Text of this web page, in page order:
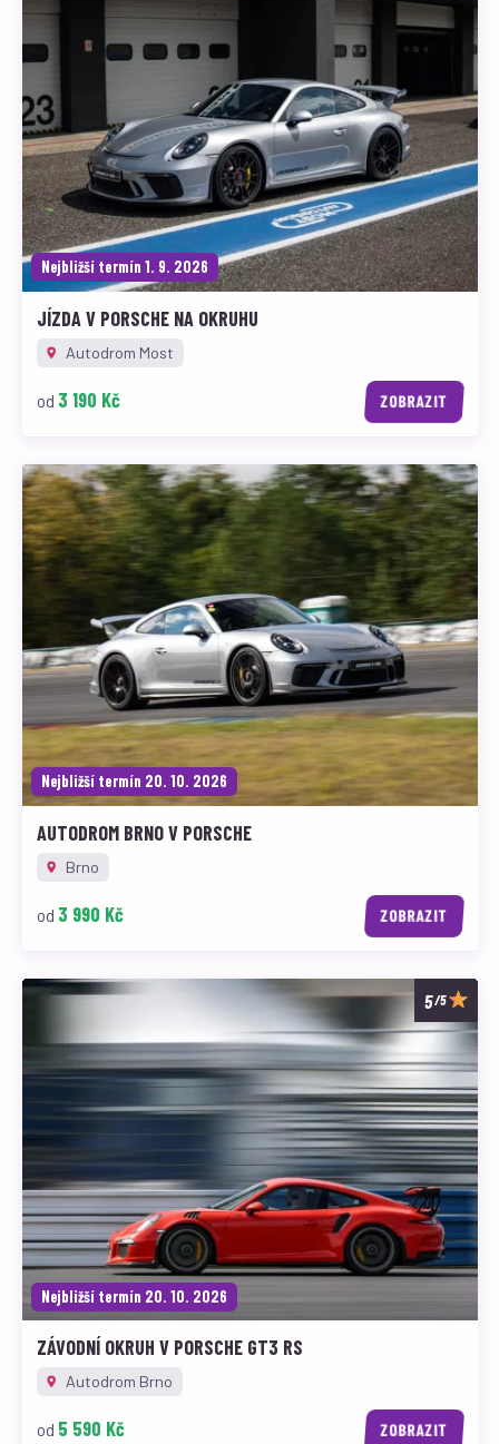
Nejbližší termín 1. 9. 2026
JÍZDA V PORSCHE NA OKRUHU
Autodrom Most
od 3 190 Kč ZOBRAZIT
Nejbližší termín 20. 10. 2026
AUTODROM BRNO V PORSCHE
Brno
od 3 990 Kč ZOBRAZIT
/5
Nejbližší termín 20. 10. 2026
ZÁVODNÍ OKRUH V PORSCHE GT3 RS
Autodrom Brno
od 5 590 Kč ZOBRAZIT